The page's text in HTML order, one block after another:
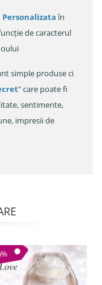
în
de caracterul
simple produse ci
" care poate fi
sentimente,
impresii de